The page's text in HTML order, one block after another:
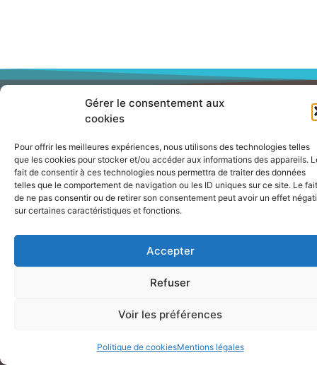
Gérer le consentement aux
cookies
Pour offrir les meilleures expériences, nous utilisons des technologies telles
que les cookies pour stocker et/ou accéder aux informations des appareils.
fait de consentir à ces technologies nous permettra de traiter des données
telles que le comportement de navigation ou les ID uniques sur ce site. Le fait
de ne pas consentir ou de retirer son consentement peut avoir un effet
sur certaines caractéristiques et fonctions.
Accepter
Refuser
Voir les préférences
Politique de cookiesMentions légales
Maison des associations Louis Noilou
100 Av Général Leclerc
06700 SAINT LAURENT DU VAR
cafslv@cafslv.com